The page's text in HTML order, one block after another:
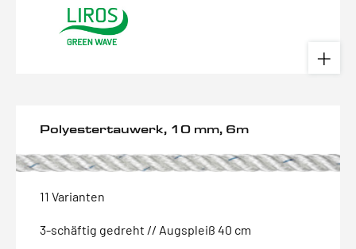
Polyestertauwerk, 10 mm, 6m
11 Varianten
3-schäftig gedreht // Augspleiß 40 cm